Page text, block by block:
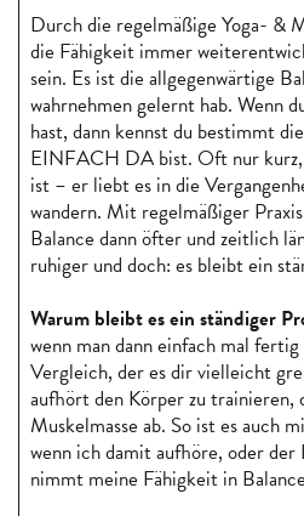
Durch die regelmäßige Yoga- &
die Fähigkeit immer
sein. Es ist die allgegenwärtige
wahrnehmen gelernt hab. Wenn
hast, dann kennst du bestimmt
EINFACH DA bist. Oft nur kurz,
ist – er liebt es in die
wandern. Mit regelmäßiger
Balance dann öfter und zeitlich
ruhiger und doch: es bleibt ein
Warum bleibt es ein ständiger
wenn man dann einfach mal
Vergleich, der es dir vielleicht
aufhört den Körper zu trainieren,
Muskelmasse ab. So ist es auch
wenn ich damit aufhöre, oder
nimmt meine Fähigkeit in